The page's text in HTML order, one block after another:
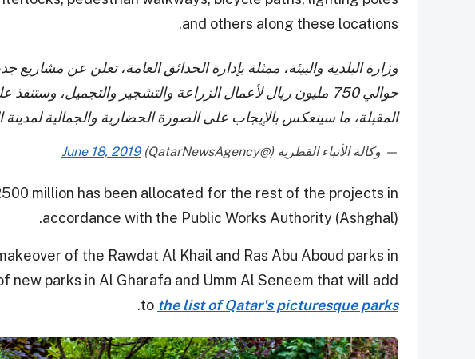
and others along these locations.
وزارة البلدية والبيئة، ممثلة بإدارة الحدائق العامة، تعلن عن
حوالي 750 مليون ريال لأعمال الزراعة والتشجير والتجميل،
المقبلة، ما سينعكس بالإيجاب على الصورة الحضارية والجمالية لمدينة
— وكالة الأنباء القطرية (@QatarNewsAgency) June 18, 2019
million has been allocated for the rest of the projects in
accordance with the Public Works Authority (Ashghal).
of the Rawdat Al Khail and Ras Abu Aboud parks in
new parks in Al Gharafa and Umm Al Seneem that will add
to the list of Qatar's picturesque parks
.